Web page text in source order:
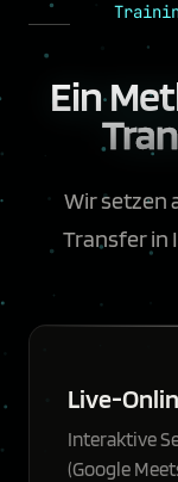
Ein
Wir setzen
Transfer in
Live-
Interaktive
(Google